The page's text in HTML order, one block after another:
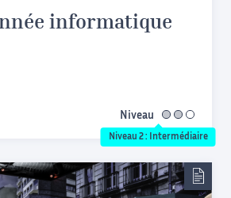
informatique
Niveau intermédiaire
Niveau 2 : Intermédiaire